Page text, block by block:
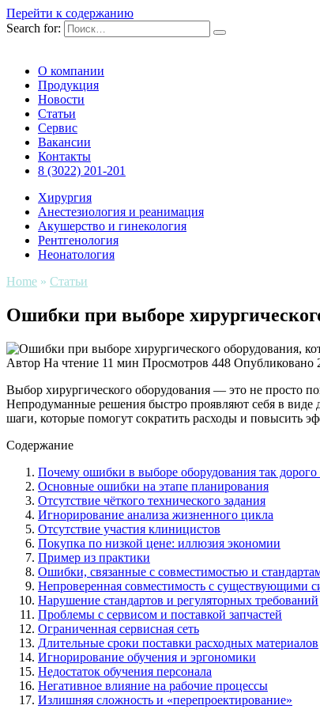
Перейти к содержанию
Search for:
О компании
Продукция
Новости
Статьи
Сервис
Вакансии
Контакты
8 (3022) 201-201
Хирургия
Анестезиология и реанимация
Акушерство и гинекология
Рентгенология
Неонатология
Home » Статьи
Ошибки при выборе
Автор На чтение 11 мин Просмотров 448 Опубликовано
Выбор хирургического оборудования — это не просто
Непродуманные решения быстро проявляют себя в виде
шаги, которые помогут сократить расходы и повысить
Содержание
Почему ошибки в выборе оборудования так дорого
Основные ошибки на этапе планирования
Отсутствие чёткого технического задания
Игнорирование анализа жизненного цикла
Отсутствие участия клиницистов
Покупка по низкой цене: иллюзия экономии
Пример из практики
Ошибки, связанные с совместимостью и
Непроверенная совместимость с существующими
Нарушение стандартов и регуляторных требований
Проблемы с сервисом и поставкой запчастей
Ограниченная сервисная сеть
Длительные сроки поставки расходных материалов
Игнорирование обучения и эргономики
Недостаток обучения персонала
Негативное влияние на рабочие процессы
Излишняя сложность и «перепроектирование»